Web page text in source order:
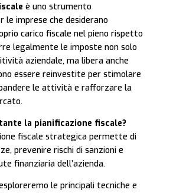
è uno strumento
le imprese che desiderano
carico fiscale nel pieno rispetto
legalmente le imposte non solo
aziendale, ma libera anche
essere reinvestite per stimolare
le attività e rafforzare la
la pianificazione fiscale?
fiscale strategica permette di
prevenire rischi di sanzioni e
finanziaria dell’azienda.
le principali tecniche e